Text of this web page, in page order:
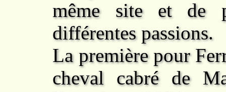
même site et de
différentes passions.
La première pour
cheval cabré de